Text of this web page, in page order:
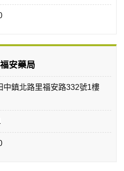
安藥局
中鎮北路里福安路332號1樓